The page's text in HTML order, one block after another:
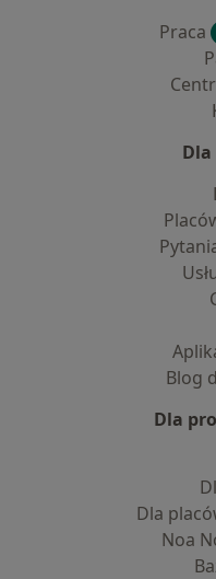
Praca
Blog
Dla
Dla
Noa